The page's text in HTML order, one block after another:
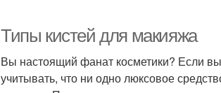
Типы кистей для макияжа
Вы настоящий фанат косметики? Если вы
учитывать, что ни одно люксовое